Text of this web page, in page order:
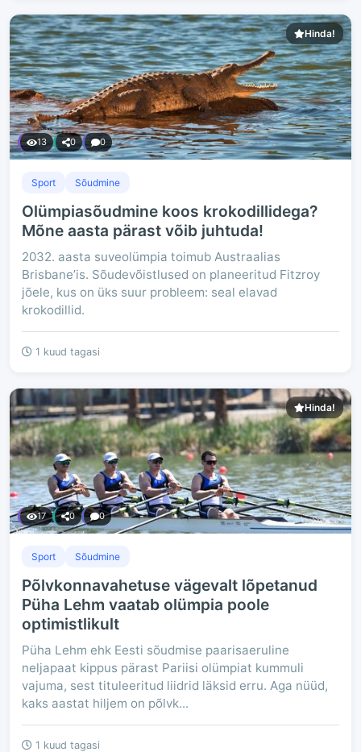
Hinda!
13 0 0
Sport Sõudmine
Olümpiasõudmine koos krokodillidega?
Mõne aasta pärast võib juhtuda!
2032. aasta suveolümpia toimub Austraalias
Brisbane’is. Sõudevõistlused on planeeritud Fitzroy
jõele, kus on üks suur probleem: seal elavad
krokodillid.
1 kuud tagasi
Hinda!
17 0 0
Sport Sõudmine
Põlvkonnavahetuse vägevalt lõpetanud
Püha Lehm vaatab olümpia poole
optimistlikult
Püha Lehm ehk Eesti sõudmise paarisaeruline
neljapaat kippus pärast Pariisi olümpiat kummuli
vajuma, sest tituleeritud liidrid läksid erru. Aga nüüd,
kaks aastat hiljem on põlvk...
1 kuud tagasi